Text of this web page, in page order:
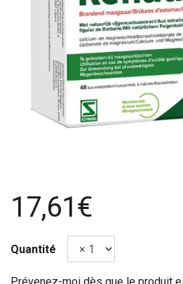
17,61€
Quantité